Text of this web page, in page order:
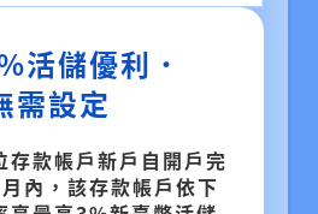
活儲優利．
需設定
存款帳戶新戶自開戶完
內，該存款帳戶依下